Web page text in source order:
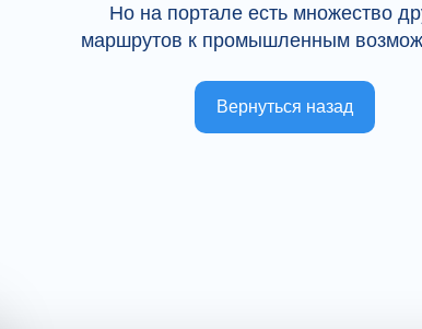
Но на портале есть множество
маршрутов к промышленным
Вернуться назад